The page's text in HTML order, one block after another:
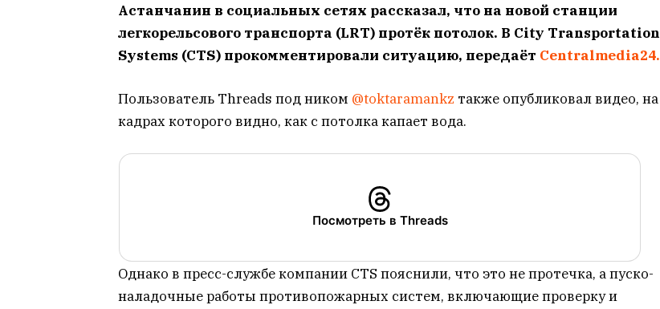
Астанчанин в социальных сетях рассказал, что на новой станции
легкорельсового транспорта (LRT) протёк потолок. В City Transportation
Systems (CTS) прокомментировали ситуацию, передаёт Centralmedia24.
Пользователь Threads под ником @toktaramankz также опубликовал видео, на
кадрах которого видно, как с потолка капает вода.
Посмотреть в Threads
Однако в пресс-службе компании CTS пояснили, что это не протечка, а пуско-
наладочные работы противопожарных систем, включающие проверку и